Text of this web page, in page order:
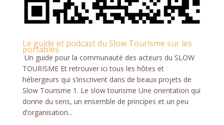
Le guide et podcast du Slow Tourisme sur les
portables
Un guide pour la communauté des acteurs du SLOW
TOURISME Et retrouver ici tous les hôtes et
hébergeurs qui s’inscrivent dans de beaux projets de
Slow Tourisme 1. Le slow tourisme Une orientation qui
donne du sens, un ensemble de principes et un peu
d’organisation...